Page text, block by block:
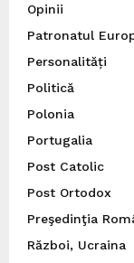
Opinii
Patronatul
Personalități
Politică
Polonia
Portugalia
Post Catolic
Post Ortodox
Preşedinţia
Război, Ucraina